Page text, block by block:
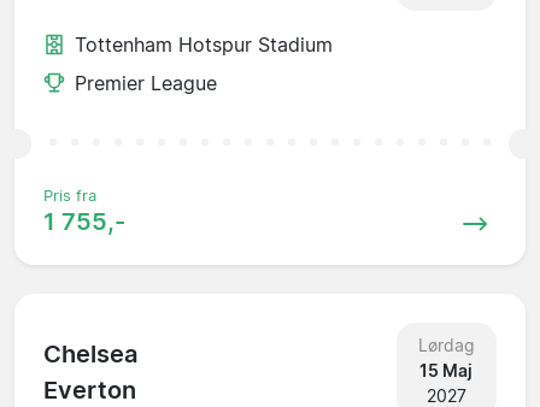
Tottenham Hotspur Stadium
Premier League
Pris fra
1 755,-
Chelsea
Everton
Lørdag
15 Maj
2027